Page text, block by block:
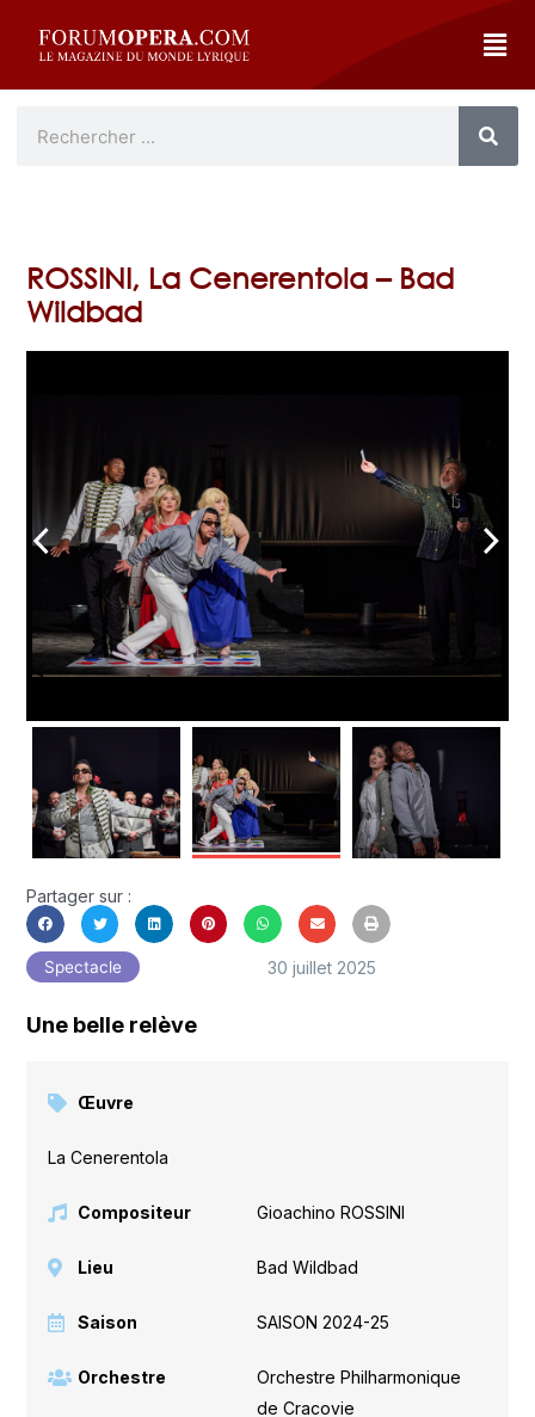
ROSSINI, La Cenerentola – Bad
Wildbad
arrow_back_ios arrow_forward_ios
Partager sur :
Spectacle 30 juillet 2025
Une belle relève
Œuvre
La Cenerentola
Compositeur Gioachino ROSSINI
Lieu Bad Wildbad
Saison SAISON 2024-25
Orchestre
Orchestre Philharmonique
de Cracovie